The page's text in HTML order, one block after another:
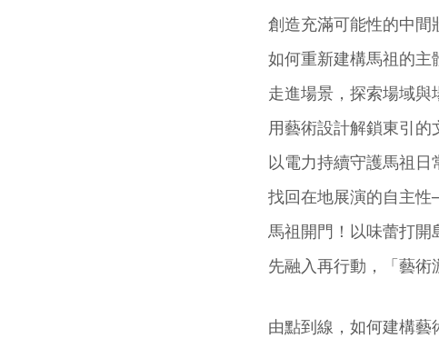
創造充滿可能性的中
如何重新建構馬祖的
走進場景，探索場域
用藝術設計解鎖東引
以電力持續守護馬祖
找回在地展演的自主
馬祖開門！以味蕾打
先融入再行動，「藝
由點到線，如何建構藝